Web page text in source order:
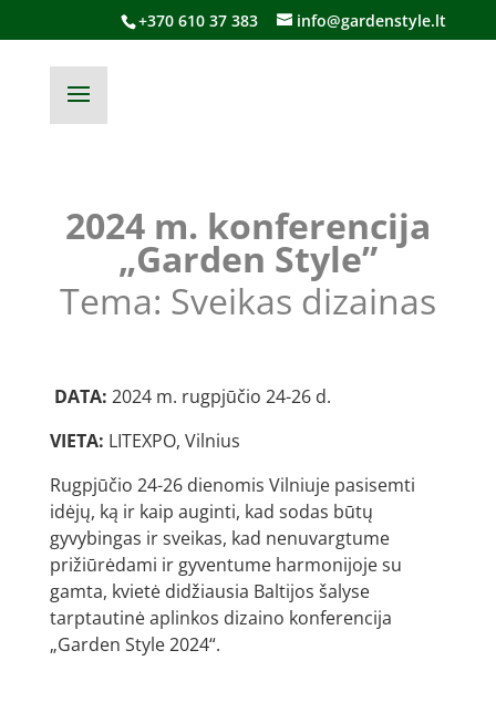
+370 610 37 383 info@gardenstyle.lt
2024 m. konferencija
„Garden Style”
Tema: Sveikas dizainas
DATA: 2024 m. rugpjūčio 24-26 d.
VIETA: LITEXPO, Vilnius
Rugpjūčio 24-26 dienomis Vilniuje pasisemti
idėjų, ką ir kaip auginti, kad sodas būtų
gyvybingas ir sveikas, kad nenuvargtume
prižiūrėdami ir gyventume harmonijoje su
gamta, kvietė didžiausia Baltijos šalyse
tarptautinė aplinkos dizaino konferencija
„Garden Style 2024“.